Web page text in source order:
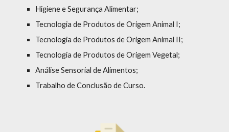
Higiene e Segurança Alimentar;
Tecnologia de Produtos de Origem Animal I;
Tecnologia de Produtos de Origem Animal II;
Tecnologia de Produtos de Origem Vegetal;
Análise Sensorial de Alimentos;
Trabalho de Conclusão de Curso.